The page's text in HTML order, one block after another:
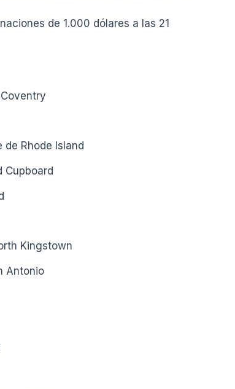
de 1.000 dólares a las 21
de Rhode Island
Cupboard
Kingstown
Antonio